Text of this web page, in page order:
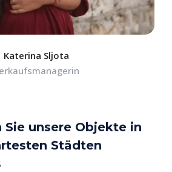
Katerina Sljota
Sie unsere Objekte in
Städten